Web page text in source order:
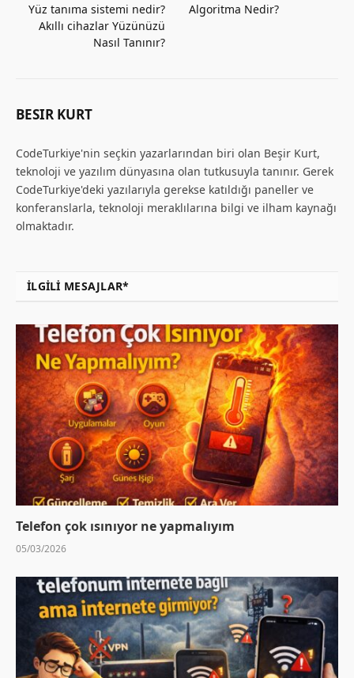
Yüz tanıma sistemi nedir?
Akıllı cihazlar Yüzünüzü
Nasıl Tanınır?
Algoritma Nedir?
BESIR KURT
CodeTurkiye'nin seçkin yazarlarından biri olan Beşir Kurt,
teknoloji ve yazılım dünyasına olan tutkusuyla tanınır. Gerek
CodeTurkiye'deki yazılarıyla gerekse katıldığı paneller ve
konferanslarla, teknoloji meraklılarına bilgi ve ilham kaynağı
olmaktadır.
İLGILI MESAJLAR*
Telefon çok ısınıyor ne yapmalıyım
05/03/2026